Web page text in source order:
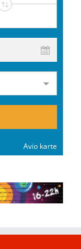
Avio karte